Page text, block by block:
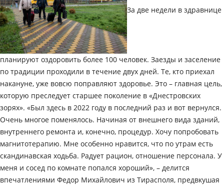
За две недели в здравнице
планируют оздоровить более 100 человек. Заезды и заселение
по традиции проходили в течение двух дней. Те, кто приехал
накануне, уже вовсю поправляют здоровье. Это – главная цель,
которую преследует старшее поколение в «Днестровских
зорях». «Был здесь в 2022 году в последний раз и вот вернулся.
Очень многое поменялось. Начиная от внешнего вида зданий,
внутреннего ремонта и, конечно, процедур. Хочу попробовать
магнитотерапию. Мне особенно нравится, что по утрам есть
скандинавская ходьба. Радует рацион, отношение персонала. У
меня и сосед по комнате попался хороший», – делится
впечатлениями Федор Михайлович из Тирасполя, предвкушая